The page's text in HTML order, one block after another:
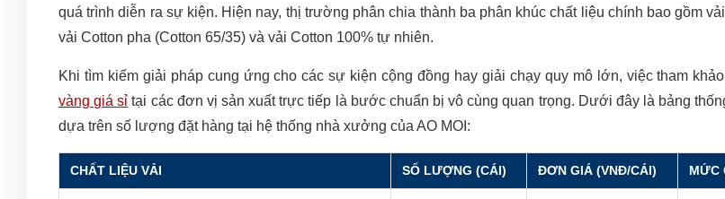
quá trình diễn ra sự kiện. Hiện nay, thị trường phân chia thành ba phân khúc chất liệu chính bao gồm
vải Cotton pha (Cotton 65/35) và vải Cotton 100% tự nhiên.
Khi tìm kiếm giải pháp cung ứng cho các sự kiện cộng đồng hay giải chạy quy mô lớn, việc tham
vàng giá sỉ tại các đơn vị sản xuất trực tiếp là bước chuẩn bị vô cùng quan trọng. Dưới đây là bảng
dựa trên số lượng đặt hàng tại hệ thống nhà xưởng của AO MOI:
CHẤT LIỆU VẢI SỐ LƯỢNG (CÁI) ĐƠN GIÁ (VNĐ/CÁI) MỨC